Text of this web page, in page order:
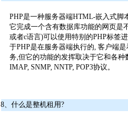
PHP是一种服务器端HTML-嵌入式脚
它完成一个含有数据库功能的网页是
或者c语言)可以使用特别的PHP标签
于PHP是在服务器端执行的, 客户端
务,但它的功能的发挥取决于它和各
IMAP, SNMP, NNTP, POP3协议。
8、什么是整机租用?